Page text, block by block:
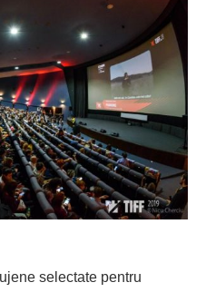
selectate pentru